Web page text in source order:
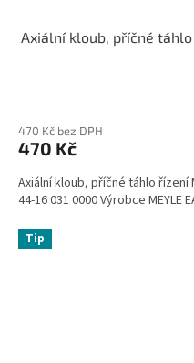
Axiální kloub, příčné
470 Kč bez DPH
470 Kč
Axiální kloub, příčné táhlo řízení
44-16 031 0000 Výrobce MEYLE
Tip